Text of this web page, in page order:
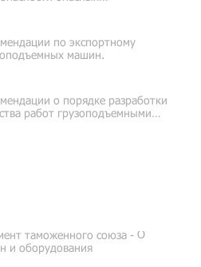
сооружения.
по экспортному
машин.
о порядке разработки
работ грузоподъемными
таможенного союза - О
и оборудования